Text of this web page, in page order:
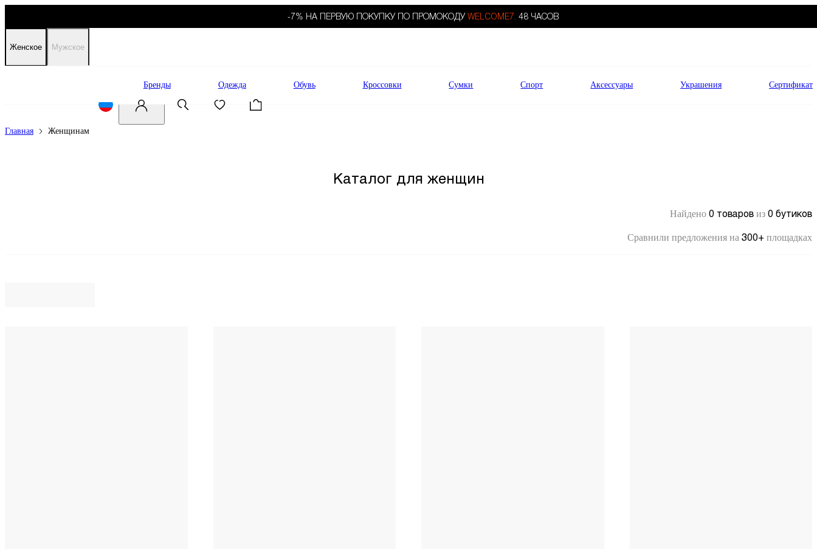
-7% НА ПЕРВУЮ ПОКУПКУ ПО ПРОМОКОДУ WELCOME7. 48 ЧАСОВ
Женское Мужское
Бренды Одежда Обувь Кроссовки Сумки Спорт Аксессуары Украшения Сертификат
Главная Женщинам
Каталог для женщин
Найдено 0 товаров из 0 бутиков
Сравнили предложения на 300+ площадках